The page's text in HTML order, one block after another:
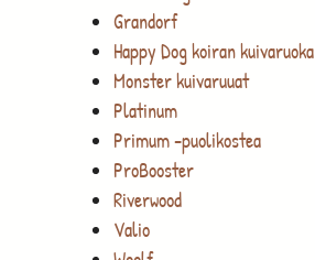
Grandorf
Happy Dog koiran kuivaruoka
Monster kuivaruuat
Platinum
Primum -puolikostea
ProBooster
Riverwood
Valio